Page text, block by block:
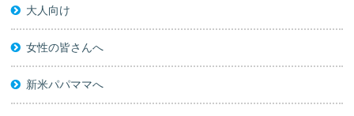
大人向け
女性の皆さんへ
新米パパママへ